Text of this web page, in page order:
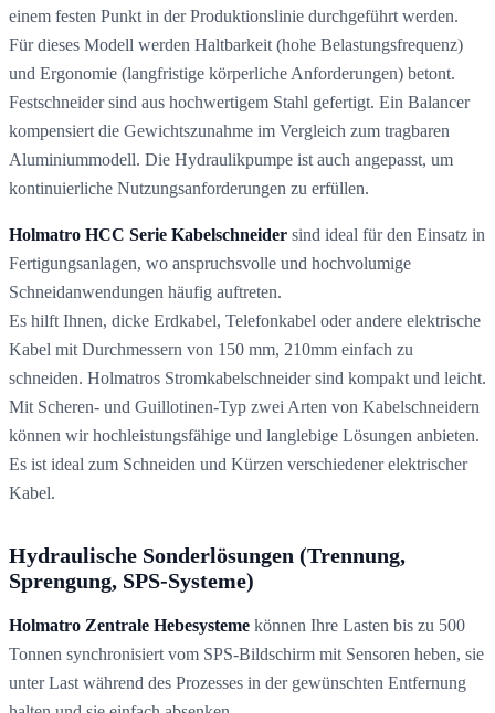
einem festen Punkt in der Produktionslinie durchgeführt werden.
Für dieses Modell werden Haltbarkeit (hohe Belastungsfrequenz)
und Ergonomie (langfristige körperliche Anforderungen) betont.
Festschneider sind aus hochwertigem Stahl gefertigt. Ein Balancer
kompensiert die Gewichtszunahme im Vergleich zum tragbaren
Aluminiummodell. Die Hydraulikpumpe ist auch angepasst, um
kontinuierliche Nutzungsanforderungen zu erfüllen.
Holmatro HCC Serie Kabelschneider sind ideal für den Einsatz in
Fertigungsanlagen, wo anspruchsvolle und hochvolumige
Schneidanwendungen häufig auftreten.
Es hilft Ihnen, dicke Erdkabel, Telefonkabel oder andere elektrische
Kabel mit Durchmessern von 150 mm, 210mm einfach zu
schneiden. Holmatros Stromkabelschneider sind kompakt und leicht.
Mit Scheren- und Guillotinen-Typ zwei Arten von Kabelschneidern
können wir hochleistungsfähige und langlebige Lösungen anbieten.
Es ist ideal zum Schneiden und Kürzen verschiedener elektrischer
Kabel.
Hydraulische Sonderlösungen (Trennung,
Sprengung, SPS-Systeme)
Holmatro Zentrale Hebesysteme können Ihre Lasten bis zu 500
Tonnen synchronisiert vom SPS-Bildschirm mit Sensoren heben, sie
unter Last während des Prozesses in der gewünschten Entfernung